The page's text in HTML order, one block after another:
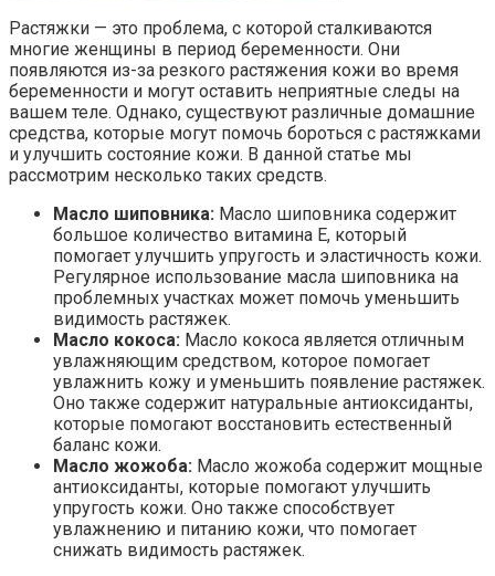
Растяжки — это проблема, с которой сталкиваются
многие женщины в период беременности. Они
появляются из-за резкого растяжения кожи во время
беременности и могут оставить неприятные следы на
вашем теле. Однако, существуют различные домашние
средства, которые могут помочь бороться с растяжками
и улучшить состояние кожи. В данной статье мы
рассмотрим несколько таких средств.
Масло шиповника: Масло шиповника содержит
большое количество витамина Е, который
помогает улучшить упругость и эластичность кожи.
Регулярное использование масла шиповника на
проблемных участках может помочь уменьшить
видимость растяжек.
Масло кокоса: Масло кокоса является отличным
увлажняющим средством, которое помогает
увлажнить кожу и уменьшить появление растяжек.
Оно также содержит натуральные антиоксиданты,
которые помогают восстановить естественный
баланс кожи.
Масло жожоба: Масло жожоба содержит мощные
антиоксиданты, которые помогают улучшить
упругость кожи. Оно также способствует
увлажнению и питанию кожи, что помогает
снижать видимость растяжек.